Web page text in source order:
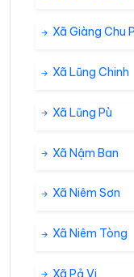
Xã Giàng Chu
Xã Lũng Chinh
Xã Lũng Pù
Xã Nậm Ban
Xã Niêm Sơn
Xã Niêm Tòng
Xã Pả Vi